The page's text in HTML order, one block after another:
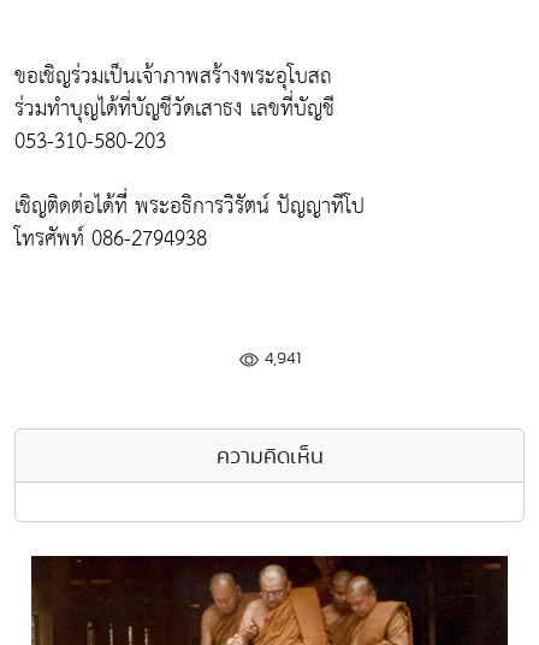
ขอเชิญร่วมเป็นเจ้าภาพสร้างพระอุโบสถ
ร่วมทำบุญได้ที่บัญชีวัดเสาธง เลขที่บัญชี
053-310-580-203
เชิญติดต่อได้ที่่ พระอธิการวิรัตน์ ปัญญาทีโป
โทรศัพท์ 086-2794938
4,941
ความคิดเห็น